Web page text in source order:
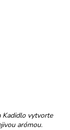
Kadidlo vytvorte
arómou.